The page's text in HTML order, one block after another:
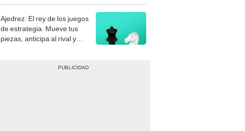
Ajedrez: El rey de los juegos
de estrategia. Mueve tus
piezas, anticipa al rival y